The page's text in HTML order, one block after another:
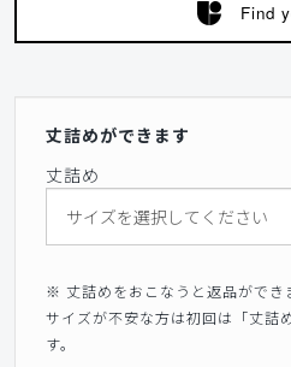
Find
丈詰めができます
丈詰め
※ 丈詰めをおこなうと返品ができ
サイズが不安な方は初回は「丈詰
す。